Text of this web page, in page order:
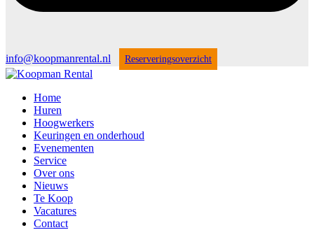
info@koopmanrental.nl Reserveringsoverzicht
Home
Huren
Hoogwerkers
Keuringen en onderhoud
Evenementen
Service
Over ons
Nieuws
Te Koop
Vacatures
Contact